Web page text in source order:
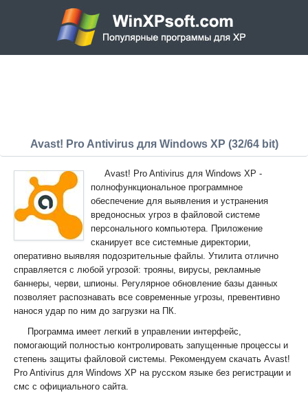
Avast! Pro Antivirus для Windows XP (32/64 bit)
Avast! Pro Antivirus для Windows XP -
полнофункциональное программное
обеспечение для выявления и устранения
вредоносных угроз в файловой системе
персонального компьютера. Приложение
сканирует все системные директории,
оперативно выявляя подозрительные файлы. Утилита отлично
справляется с любой угрозой: трояны, вирусы, рекламные
баннеры, черви, шпионы. Регулярное обновление базы данных
позволяет распознавать все современные угрозы, превентивно
нанося удар по ним до загрузки на ПК.
Программа имеет легкий в управлении интерфейс,
помогающий полностью контролировать запущенные процессы и
степень защиты файловой системы. Рекомендуем скачать Avast!
Pro Antivirus для Windows XP на русском языке без регистрации и
смс с официального сайта.